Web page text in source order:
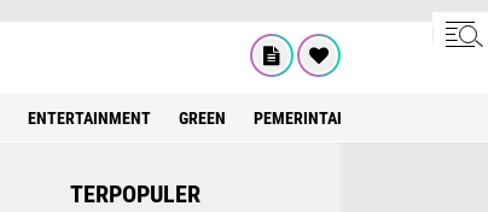
ENTERTAINMENT GREEN PEMERINTAH ACEH
TERPOPULER